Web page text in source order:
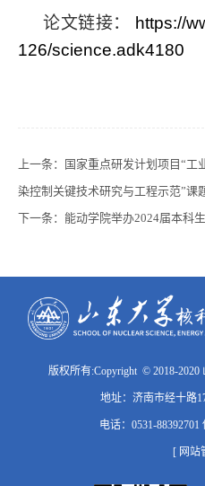
论文链接：
https://
126/science.adk4180
上一条：
国家重点研发计划项目“工
染控制关键技术研究与工程示范”课
下一条： 能动学院举办2024届本科
版权所有:Copyright © 2018-
地址：济南市经十路
电话：0531-88392701
[ 网站